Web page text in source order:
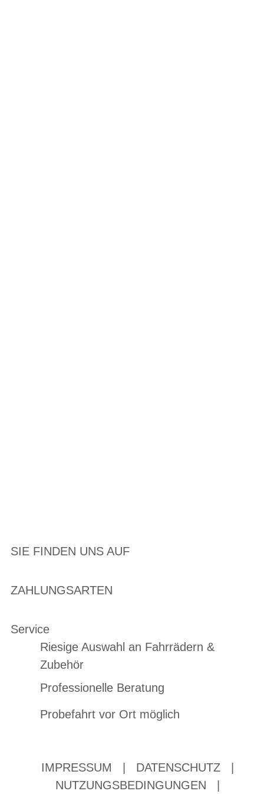
SIE FINDEN UNS AUF
ZAHLUNGSARTEN
Service
Riesige Auswahl an Fahrrädern &
Zubehör
Professionelle Beratung
Probefahrt vor Ort möglich
IMPRESSUM DATENSCHUTZ
NUTZUNGSBEDINGUNGEN